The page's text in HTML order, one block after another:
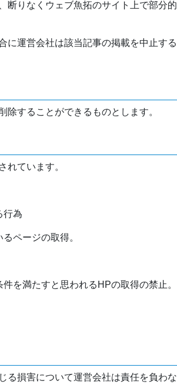
断りなくウェブ魚拓のサイト上で部分的
に運営会社は該当記事の掲載を中止する
することができるものとします。
れています。
行為
ページの取得。
を満たすと思われるHPの取得の禁止。
る損害について運営会社は責任を負わな